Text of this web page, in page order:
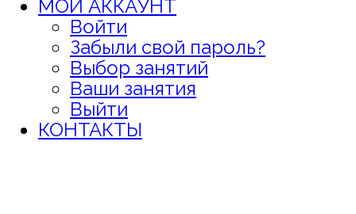
МОЙ АККАУНТ
Войти
Забыли свой пароль?
Выбор занятий
Ваши занятия
Выйти
КОНТАКТЫ